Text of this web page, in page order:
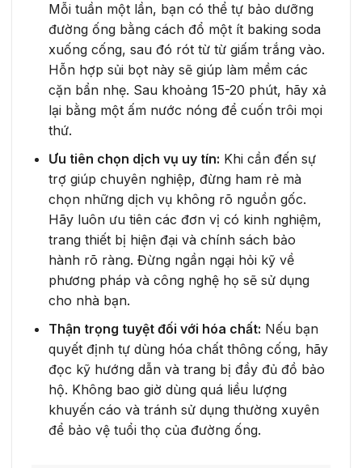
Mỗi tuần một lần, bạn có thể tự bảo dưỡng
đường ống bằng cách đổ một ít baking soda
xuống cống, sau đó rót từ từ giấm trắng vào.
Hỗn hợp sủi bọt này sẽ giúp làm mềm các
cặn bẩn nhẹ. Sau khoảng 15-20 phút, hãy xả
lại bằng một ấm nước nóng để cuốn trôi mọi
thứ.
Ưu tiên chọn dịch vụ uy tín: Khi cần đến sự
trợ giúp chuyên nghiệp, đừng ham rẻ mà
chọn những dịch vụ không rõ nguồn gốc.
Hãy luôn ưu tiên các đơn vị có kinh nghiệm,
trang thiết bị hiện đại và chính sách bảo
hành rõ ràng. Đừng ngần ngại hỏi kỹ về
phương pháp và công nghệ họ sẽ sử dụng
cho nhà bạn.
Thận trọng tuyệt đối với hóa chất: Nếu bạn
quyết định tự dùng hóa chất thông cống, hãy
đọc kỹ hướng dẫn và trang bị đầy đủ đồ bảo
hộ. Không bao giờ dùng quá liều lượng
khuyến cáo và tránh sử dụng thường xuyên
để bảo vệ tuổi thọ của đường ống.